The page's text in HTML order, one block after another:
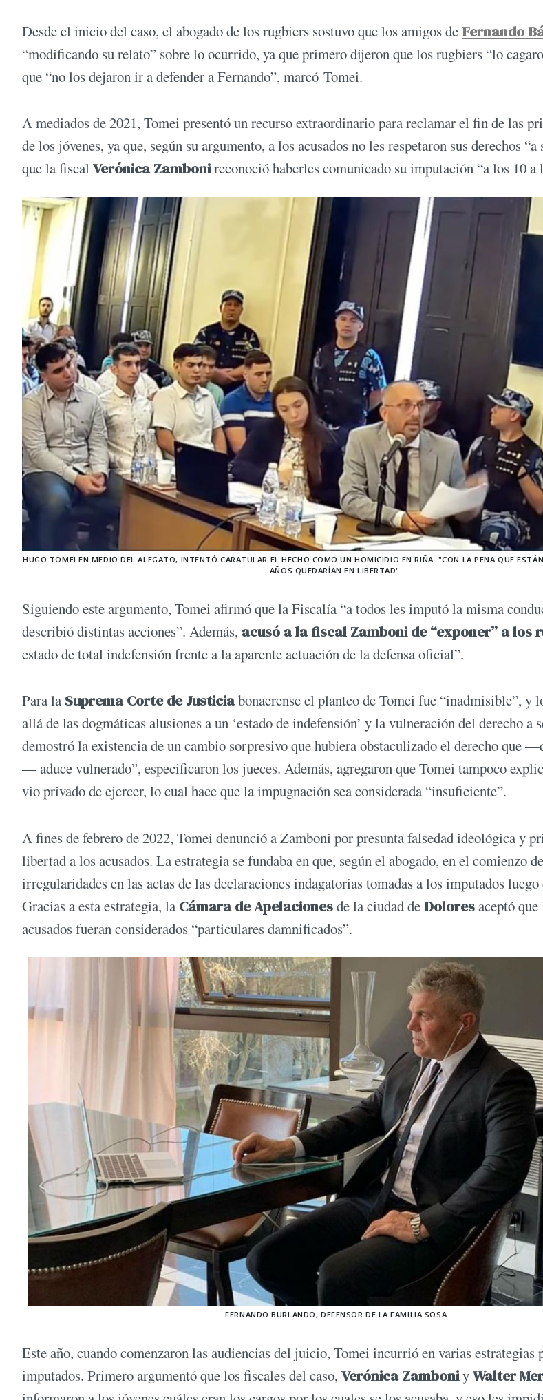
Desde el inicio del caso, el abogado de los rugbiers sostuvo que los amigos de Fernando
“modificando su relato” sobre lo ocurrido, ya que primero dijeron que los rugbiers “lo
que “no los dejaron ir a defender a Fernando”, marcó Tomei.
A mediados de 2021, Tomei presentó un recurso extraordinario para reclamar el fin de las
de los jóvenes, ya que, según su argumento, a los acusados no les respetaron sus derechos “a
que la fiscal Verónica Zambonireconoció haberles comunicado su imputación “a los 10 a
HUGO TOMEI EN MEDIO DEL ALEGATO, INTENTÓ CARATULAR EL HECHO COMO UN HOMICIDIO EN RIÑA. "CON LA PENA QUE
AÑOS QUEDARÍAN EN LIBERTAD".
Siguiendo este argumento, Tomei afirmó que la Fiscalía “a todos les imputó la misma
describió distintas acciones”. Además, acusó a la fiscal Zamboni de “exponer” a los
estado de total indefensión frente a la aparente actuación de la defensa oficial”.
Para la Suprema Corte de Justiciabonaerense el planteo de Tomei fue “inadmisible”, y
allá de las dogmáticas alusiones a un ‘estado de indefensión’ y la vulneración del derecho a
demostró la existencia de un cambio sorpresivo que hubiera obstaculizado el derecho que
— aduce vulnerado”, especificaron los jueces. Además, agregaron que Tomei tampoco
vio privado de ejercer, lo cual hace que la impugnación sea considerada “insuficiente”.
A fines de febrero de 2022, Tomei denunció a Zamboni por presunta falsedad ideológica y
libertad a los acusados. La estrategia se fundaba en que, según el abogado, en el comienzo
irregularidades en las actas de las declaraciones indagatorias tomadas a los imputados luego
Gracias a esta estrategia, la Cámara de Apelacionesde la ciudad de Doloresaceptó
acusados fueran considerados “particulares damnificados”.
FERNANDO BURLANDO, DEFENSOR DE LA FAMILIA SOSA.
Este año, cuando comenzaron las audiencias del juicio, Tomei incurrió en varias estrategias
imputados. Primero argumentó que los fiscales del caso, Verónica ZamboniyWalter